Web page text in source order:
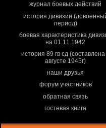
журнал боевых действий
история дивизии
период)
боевая характеристика
на 01.11.1942
история 89 гв сд (составлена
августе 1945г)
наши друзья
форум участников
обратная связь
гостевая книга